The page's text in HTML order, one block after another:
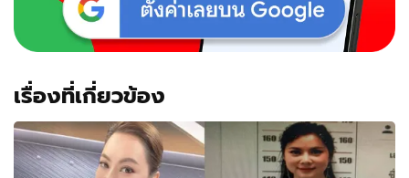
เรื่องที่เกี่ยวข้อง